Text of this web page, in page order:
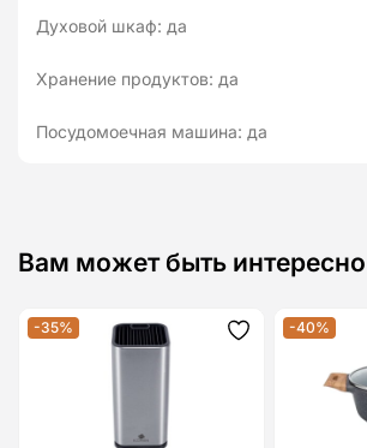
Духовой шкаф: да
Хранение продуктов: да
Посудомоечная машина: да
Вам может быть интересно
-35% Додати-40%